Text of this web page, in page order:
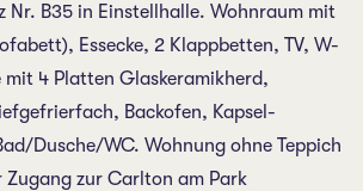
Nr. B35 in Einstellhalle. Wohnraum mit
Essecke, 2 Klappbetten, TV, W-
mit 4 Platten Glaskeramikherd,
Backofen, Kapsel-
Dusche/WC. Wohnung ohne Teppich
Zugang zur Carlton am Park